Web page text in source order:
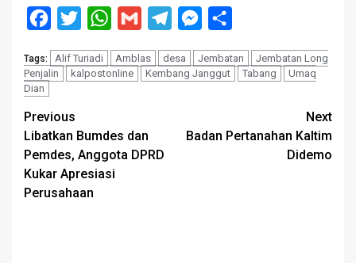
Facebook
Twitter WhatsApp
Gmail TelegramMessenger
Tags: Alif Turiadi Amblas desa Jembatan
Jembatan Long
Penjalin
kalpostonline Kembang Janggut Tabang
Umaq
Dian
Post
navigation
Previous
Libatkan Bumdes dan
Pemdes, Anggota DPRD
Kukar Apresiasi
Perusahaan
Next
Badan Pertanahan Kaltim
Didemo